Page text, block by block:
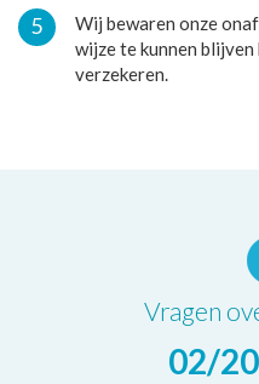
Wij bewaren onze
wijze te kunnen blijven
verzekeren.
Vragen
02/